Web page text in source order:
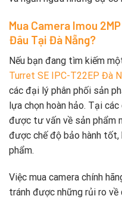
Mua Camera Imou
Đâu Tại Đà Nẵng?
Nếu bạn đang tìm kiếm
Turret SE IPC-T22EP Đà
các đại lý phân phối sản
lựa chọn hoàn hảo. Tại
được tư vấn về sản phẩm
được chế độ bảo hành
phẩm.
Việc mua camera chính
tránh được những rủi ro